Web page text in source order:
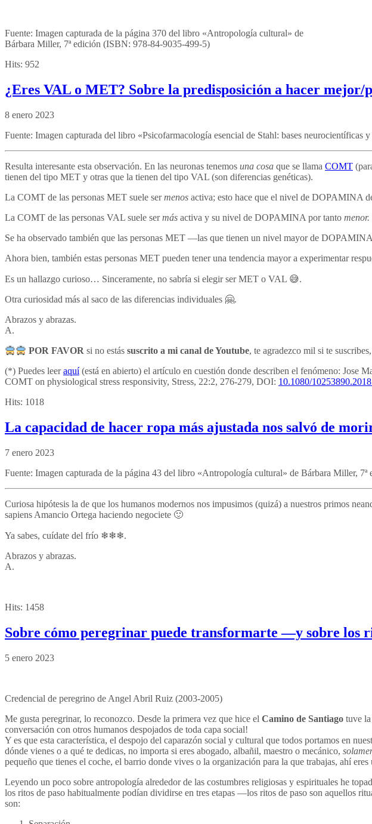
Fuente: Imagen capturada de la página 370 del libro «Antropología cultural» de
Bárbara Miller, 7ª edición (ISBN: 978-84-9035-499-5)
Hits: 952
¿Eres VAL o MET? Sobre la predisposición a hacer mejor/
8 enero 2023
Fuente: Imagen capturada del libro «Psicofarmacología esencial de Stahl: bases
Resulta interesante esta observación. En las neuronas tenemos una cosa que se llama COMT
tienen del tipo MET y otras que la tienen del tipo VAL (son diferencias genéticas).
La COMT de las personas MET suele sermenos activa; esto hace que el nivel de DOPAMINA
La COMT de las personas VAL suele sermás activa y su nivel de DOPAMINA por tanto menor.
Se ha observado también que las personas MET —las que tienen un nivel mayor de
Ahora bien, también estas personas MET pueden tener una tendencia mayor a experimentar
Es un hallazgo curioso… Sinceramente, no sabría si elegir ser MET o VAL 😅.
Otra curiosidad más al saco de las diferencias individuales 🤗.
Abrazos y abrazas.
A.
POR FAVOR si no estássuscrito a mi canal de Youtube, te agradezco mil si te
(*) Puedes leeraquí(está en abierto) el artículo en cuestión donde describen el fenómeno: Jose
COMT on physiological stress responsivity, Stress, 22:2, 276-279, DOI: 10.1080/
Hits: 1018
La capacidad de hacer ropa más ajustada nos salvó de
7 enero 2023
Fuente: Imagen capturada de la página 43 del libro «Antropología cultural» de Bárbara Miller,
Curiosa hipótesis la de que los humanos modernos nos impusimos (quizá) a nuestros primos
sapiens Amancio Ortega haciendo negociete 🙂
Ya sabes, cuídate del frío ❄❄❄.
Abrazos y abrazas.
A.
Hits: 1458
Sobre cómo peregrinar puede transformarte —y sobre los
5 enero 2023
Credencial de peregrino de Angel Abril Ruiz (2003-2005)
Me gusta peregrinar, lo reconozco. Desde la primera vez que hice el Camino de Santiago tuve
conversación con otros humanos despojados de toda capa social!
Y es que esta característica, el despojo del caparazón social y cultural que todos portamos en
dónde vienes o a qué te dedicas, no importa si eres abogado, albañil, maestro o mecánico,
pequeño que tienes el coche, el barrio donde vives o la organización para la que trabajas, ahí
Leyendo un poco sobre antropología alrededor de las costumbres religiosas y espirituales he
los ritos de paso habitualmente podían dividirse en tres etapas —los ritos de paso son aquellos
son: